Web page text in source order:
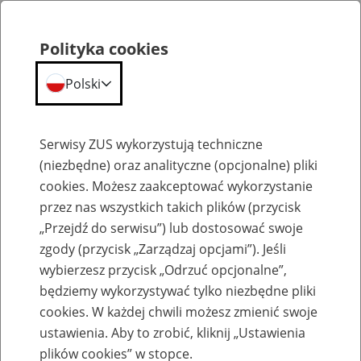
Emerytury
Baza zlikwidowanych lub
przekształconych zakładów pracy
Polityka cookies
Polski
Serwisy ZUS wykorzystują techniczne
(niezbędne) oraz analityczne (opcjonalne) pliki
cookies. Możesz zaakceptować wykorzystanie
przez nas wszystkich takich plików (przycisk
„Przejdź do serwisu”) lub dostosować swoje
zgody (przycisk „Zarządzaj opcjami”). Jeśli
wybierzesz przycisk „Odrzuć opcjonalne”,
będziemy wykorzystywać tylko niezbędne pliki
cookies. W każdej chwili możesz zmienić swoje
ustawienia. Aby to zrobić, kliknij „Ustawienia
plików cookies” w stopce.